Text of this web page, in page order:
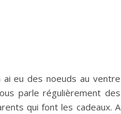
ai eu des noeuds au ventre
parle régulièrement des
qui font les cadeaux. A